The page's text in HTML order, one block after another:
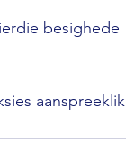
besighede
aanspreeklik